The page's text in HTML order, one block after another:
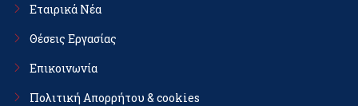
Εταιρικά Νέα
Θέσεις Εργασίας
Επικοινωνία
Πολιτική Απορρήτου & cookies